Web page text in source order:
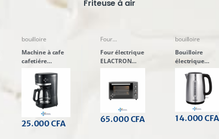
Friteuse à air
bouilloire
Machine à cafe
cafetiére
D1501w 1.5 litres
25.000 CFA
Four
Four électrique
ELACTRON
35400-MG 35
65.000 CFA
bouilloire
Bouilloire
électrique
ELACTRON MK-
17s30A2 Inox
1.7 litres
14.000 CFA